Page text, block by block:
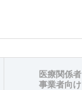
医療関係者
事業者向け